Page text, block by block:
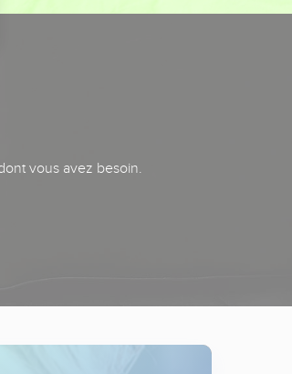
vous avez besoin.